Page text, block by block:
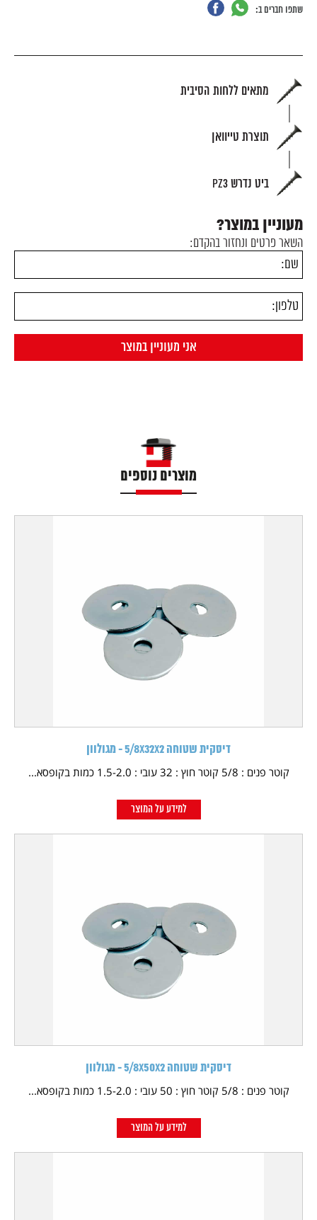
שתפו חברים ב:
מתאים ללחות הסיבית
תוצרת טייוואן
ביט נדרש PZ3
מעוניין במוצר?
השאר פרטים ונחזור בהקדם:
מוצרים נוספים
דיסקית שטוחה 5/8X32X2 - מגולוון
קוטר פנים : 5/8 קוטר חוץ : 32 עובי : 1.5-2.0 כמות בקופסא...
למידע על המוצר
דיסקית שטוחה 5/8X50X2 - מגולוון
קוטר פנים : 5/8 קוטר חוץ : 50 עובי : 1.5-2.0 כמות בקופסא...
למידע על המוצר